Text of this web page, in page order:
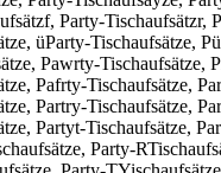
Party-
üParty-Tischaufsätze,
Pawrty-
Pafrty-Tischaufsätze,
Partry-Tischaufsätze,
Partyt-Tischaufsätze,
Party-